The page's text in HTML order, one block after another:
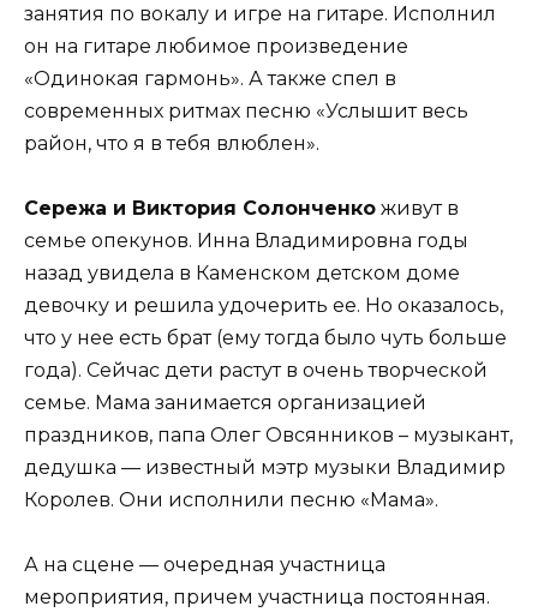
занятия по вокалу и игре на гитаре. Исполнил
он на гитаре любимое произведение
«Одинокая гармонь». А также спел в
современных ритмах песню «Услышит весь
район, что я в тебя влюблен».
Сережа и Виктория Солонченко живут в
семье опекунов. Инна Владимировна годы
назад увидела в Каменском детском доме
девочку и решила удочерить ее. Но оказалось,
что у нее есть брат (ему тогда было чуть больше
года). Сейчас дети растут в очень творческой
семье. Мама занимается организацией
праздников, папа Олег Овсянников – музыкант,
дедушка — известный мэтр музыки Владимир
Королев. Они исполнили песню «Мама».
А на сцене — очередная участница
мероприятия, причем участница постоянная.